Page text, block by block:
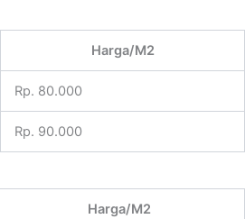
Harga/M2
Rp. 80.000
Rp. 90.000
Harga/M2